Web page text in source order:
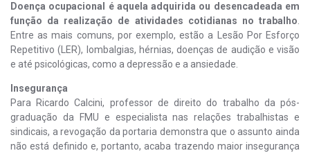
Doença ocupacional é aquela adquirida ou desencadeada em
função da realização de atividades cotidianas no trabalho.
Entre as mais comuns, por exemplo, estão a Lesão Por Esforço
Repetitivo (LER), lombalgias, hérnias, doenças de audição e visão
e até psicológicas, como a depressão e a ansiedade.
Insegurança
Para Ricardo Calcini, professor de direito do trabalho da pós-
graduação da FMU e especialista nas relações trabalhistas e
sindicais, a revogação da portaria demonstra que o assunto ainda
não está definido e, portanto, acaba trazendo maior insegurança